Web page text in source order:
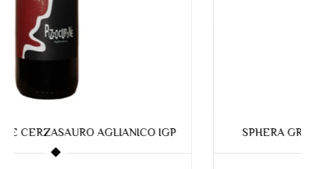
SPHERA GRECO DI TUFO bottiglia da Cl.75